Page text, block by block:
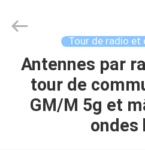
MAISON
PRODUITS
Structure
Reserved.
Tour de radio et
Antennes par
tour de
GM/M 5g et
ondes